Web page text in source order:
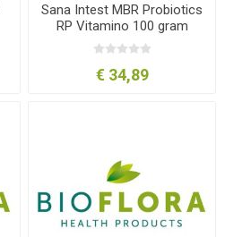
Sana Intest MBR Probiotics
RP Vitamino 100 gram
€ 34,89